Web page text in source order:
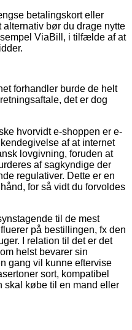
betalingskort eller
bør du drage nytte
ViaBill, i tilfælde af at
forhandler burde de helt
det er dog
hvorvidt e-shoppen er e-
af at internet
lovgivning, foruden at
af sagkyndige der
regulativer. Dette er en
for så vidt du forvoldes
til de mest
på bestillingen, fx den
I relation til det er det
helst bevarer sin
gang vil kunne eftervise
sort, kompatibel
skal købe til en mand eller